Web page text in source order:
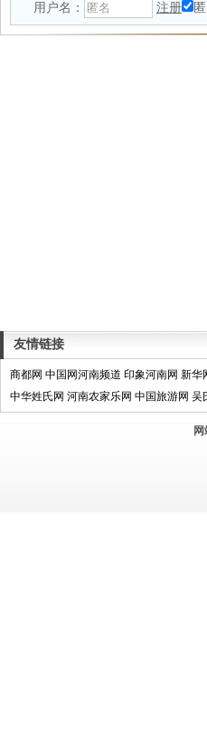
用户名： 注册
友情链接
商都网 中国网河南频道 印象河南网 新华
中华姓氏网 河南农家乐网 中国旅游网 吴